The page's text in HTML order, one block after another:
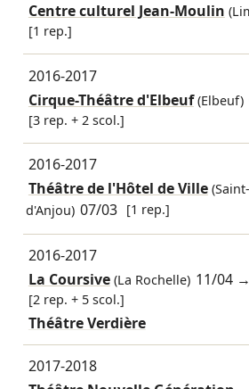
Centre culturel Jean-Moulin
[1 rep.]
2016-2017
Cirque-Théâtre d'Elbeuf(Elbeuf)
[3 rep. + 2 scol.]
2016-2017
Théâtre de l'Hôtel de Ville
d'Anjou) 07/03 [1 rep.]
2016-2017
La Coursive(La Rochelle) 11/04 →
[2 rep. + 5 scol.]
Théâtre Verdière
2017-2018